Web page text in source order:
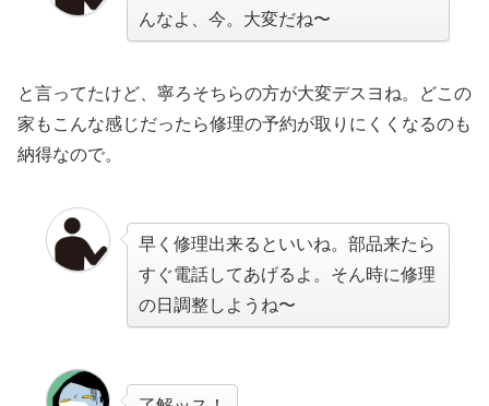
んなよ、今。大変だね〜
と言ってたけど、寧ろそちらの方が大変デスヨね。どこの
家もこんな感じだったら修理の予約が取りにくくなるのも
納得なので。
早く修理出来るといいね。部品来たら
すぐ電話してあげるよ。そん時に修理
の日調整しようね〜